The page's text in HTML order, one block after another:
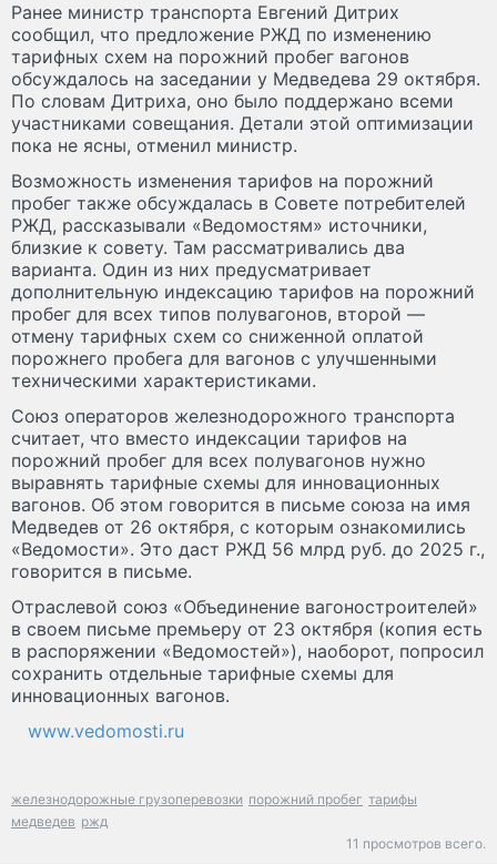
Ранее министр транспорта Евгений Дитрих
сообщил, что предложение РЖД по изменению
тарифных схем на порожний пробег вагонов
обсуждалось на заседании у Медведева 29 октября.
По словам Дитриха, оно было поддержано всеми
участниками совещания. Детали этой оптимизации
пока не ясны, отменил министр.
Возможность изменения тарифов на порожний
пробег также обсуждалась в Совете потребителей
РЖД, рассказывали «Ведомостям» источники,
близкие к совету. Там рассматривались два
варианта. Один из них предусматривает
дополнительную индексацию тарифов на порожний
пробег для всех типов полувагонов, второй —
отмену тарифных схем со сниженной оплатой
порожнего пробега для вагонов с улучшенными
техническими характеристиками.
Союз операторов железнодорожного транспорта
считает, что вместо индексации тарифов на
порожний пробег для всех полувагонов нужно
выравнять тарифные схемы для инновационных
вагонов. Об этом говорится в письме союза на имя
Медведев от 26 октября, с которым ознакомились
«Ведомости». Это даст РЖД 56 млрд руб. до 2025 г.,
говорится в письме.
Отраслевой союз «Объединение вагоностроителей»
в своем письме премьеру от 23 октября (копия есть
в распоряжении «Ведомостей»), наоборот, попросил
сохранить отдельные тарифные схемы для
инновационных вагонов.
www.vedomosti.ru
железнодорожные грузоперевозки порожний пробег тарифы
медведев ржд
11 просмотров всего.